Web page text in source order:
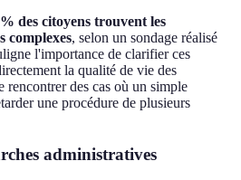
des citoyens trouvent les
complexes, selon un sondage réalisé
l'importance de clarifier ces
la qualité de vie des
rencontrer des cas où un simple
une procédure de plusieurs
administratives